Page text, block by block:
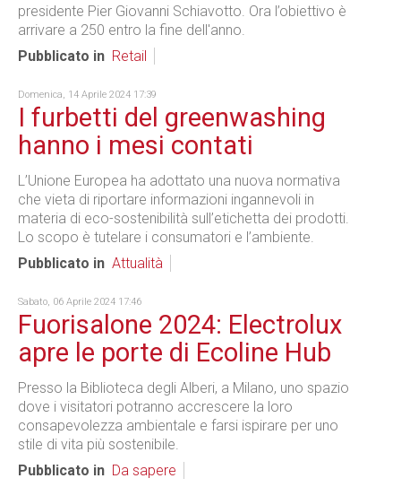
presidente Pier Giovanni Schiavotto. Ora l’obiettivo è
arrivare a 250 entro la fine dell'anno.
Pubblicato in Retail
Domenica, 14 Aprile 2024 17:39
I furbetti del greenwashing
hanno i mesi contati
L’Unione Europea ha adottato una nuova normativa
che vieta di riportare informazioni ingannevoli in
materia di eco-sostenibilità sull’etichetta dei prodotti.
Lo scopo è tutelare i consumatori e l’ambiente.
Pubblicato in Attualità
Sabato, 06 Aprile 2024 17:46
Fuorisalone 2024: Electrolux
apre le porte di Ecoline Hub
Presso la Biblioteca degli Alberi, a Milano, uno spazio
dove i visitatori potranno accrescere la loro
consapevolezza ambientale e farsi ispirare per uno
stile di vita più sostenibile.
Pubblicato in Da sapere